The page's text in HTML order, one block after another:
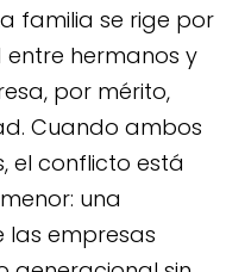
familia se rige por
hermanos y
por mérito,
Cuando ambos
el conflicto está
una
empresas